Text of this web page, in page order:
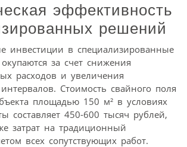
эффективность
решений
инвестиции в специализированные
за счет снижения
расходов и увеличения
Стоимость свайного поля
площадью 150 м² в условиях
составляет 450-600 тысяч рублей,
затрат на традиционный
всех сопутствующих работ.